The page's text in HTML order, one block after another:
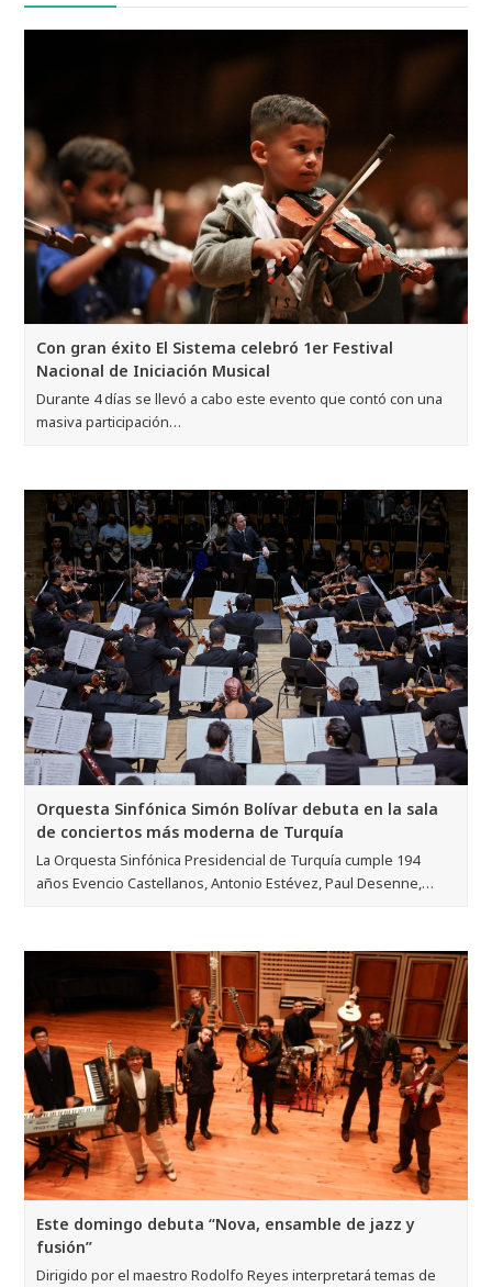
Con gran éxito El Sistema celebró 1er Festival
Nacional de Iniciación Musical
Durante 4 días se llevó a cabo este evento que contó con una
masiva participación…
Orquesta Sinfónica Simón Bolívar debuta en la sala
de conciertos más moderna de Turquía
La Orquesta Sinfónica Presidencial de Turquía cumple 194
años Evencio Castellanos, Antonio Estévez, Paul Desenne,…
Este domingo debuta “Nova, ensamble de jazz y
fusión”
Dirigido por el maestro Rodolfo Reyes interpretará temas de